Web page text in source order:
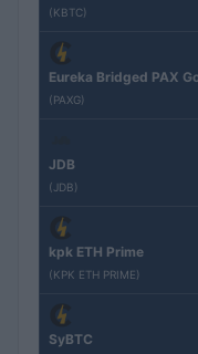
(KBTC)
Eureka Bridged PAX
(PAXG)
JDB
(JDB)
kpk ETH Prime
(KPK ETH PRIME)
SyBTC